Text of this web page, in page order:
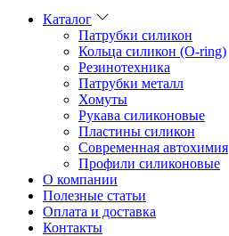
Каталог
Патрубки силикон
Кольца силикон (O-ring)
Резинотехника
Патрубки металл
Хомуты
Рукава силиконовые
Пластины силикон
Современная автохимия
Профили силиконовые
О компании
Полезные статьи
Оплата и доставка
Контакты